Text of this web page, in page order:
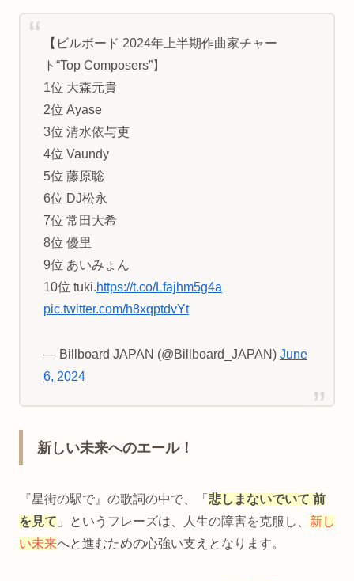
【ビルボード 2024年上半期作曲家チャー
ト“Top Composers”】
1位 大森元貴
2位 Ayase
3位 清水依与吏
4位 Vaundy
5位 藤原聡
6位 DJ松永
7位 常田大希
8位 優里
9位 あいみょん
10位 tuki.https://t.co/Lfajhm5g4a
pic.twitter.com/h8xqptdvYt
— Billboard JAPAN (@Billboard_JAPAN) June
6, 2024
新しい未来へのエール！
『星街の駅で』の歌詞の中で、「 悲しまないでいて 前
を見て 」というフレーズは、人生の障害を克服し、 新し
い未来へと進むための心強い支えとなります。